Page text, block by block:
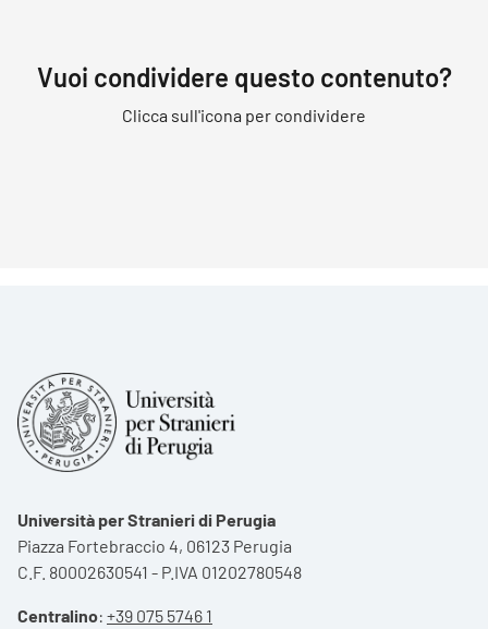
Vuoi condividere questo contenuto?
Clicca sull'icona per condividere
Università per Stranieri di Perugia
Piazza Fortebraccio 4, 06123 Perugia
C.F. 80002630541 - P.IVA 01202780548
Centralino: +39 075 5746 1